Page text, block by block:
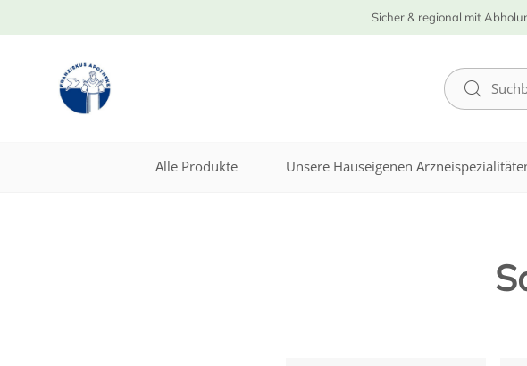
Sicher & regional mit
Alle Produkte Unsere Hauseigenen